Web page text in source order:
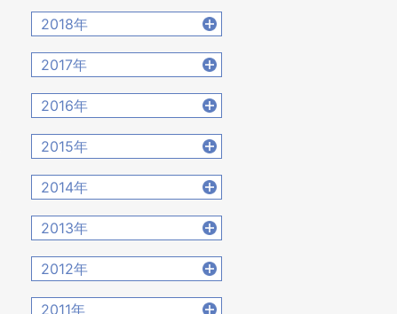
2022年7月 [19]
2022年6月 [17]
2022年5月 [14]
2022年4月 [15]
2022年3月 [11]
2022年2月 [12]
2021年9月 [14]
2021年7月 [22]
2021年6月 [17]
2021年5月 [18]
2021年4月 [16]
2021年3月 [22]
2021年2月 [14]
2020年10月 [21]
2020年9月 [16]
2020年7月 [16]
2020年6月 [21]
2020年5月 [14]
2020年4月 [12]
2020年3月 [15]
2020年2月 [18]
2019年12月 [14]
2019年10月 [12]
2019年9月 [15]
2019年7月 [21]
2019年6月 [18]
2019年5月 [20]
2019年4月 [16]
2019年3月 [20]
2019年2月 [12]
2018年
2018年12月 [20]
2018年10月 [20]
2018年9月 [12]
2018年7月 [14]
2018年6月 [18]
2018年5月 [14]
2018年4月 [21]
2017年
2017年12月 [28]
2017年10月 [21]
2017年9月 [24]
2017年7月 [26]
2017年6月 [25]
2017年5月 [27]
2016年
2016年12月 [21]
2016年10月 [26]
2016年9月 [28]
2016年7月 [27]
2016年6月 [27]
2015年
2015年12月 [30]
2015年10月 [26]
2015年9月 [30]
2014年
2014年12月 [28]
2014年10月 [29]
2014年9月 [26]
2013年
2013年12月 [27]
2012年
2012年12月 [30]
2011年